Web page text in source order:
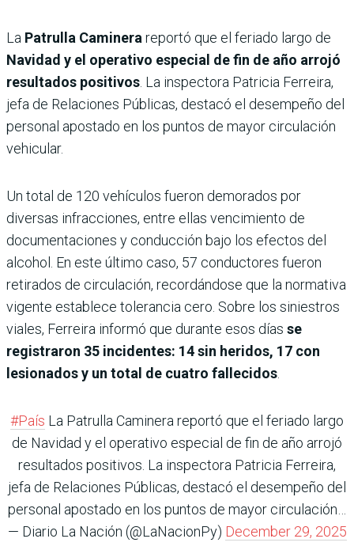
La Patrulla Caminera reportó que el feriado largo de
Navidad y el operativo especial de fin de año arrojó
resultados positivos . La inspectora Patricia Ferreira,
jefa de Relaciones Públicas, destacó el desempeño del
personal apostado en los puntos de mayor circulación
vehicular.
Un total de 120 vehículos fueron demorados por
diversas infracciones, entre ellas vencimiento de
documentaciones y conducción bajo los efectos del
alcohol. En este último caso, 57 conductores fueron
retirados de circulación, recordándose que la normativa
vigente establece tolerancia cero. Sobre los siniestros
viales, Ferreira informó que durante esos días se
registraron 35 incidentes: 14 sin heridos, 17 con
lesionados y un total de cuatro fallecidos
#País La Patrulla Caminera reportó que el feriado largo
de Navidad y el operativo especial de fin de año arrojó
resultados positivos. La inspectora Patricia Ferreira,
jefa de Relaciones Públicas, destacó el desempeño del
personal apostado en los puntos de mayor circulación…
— Diario La Nación (@LaNacionPy) December 29, 2025